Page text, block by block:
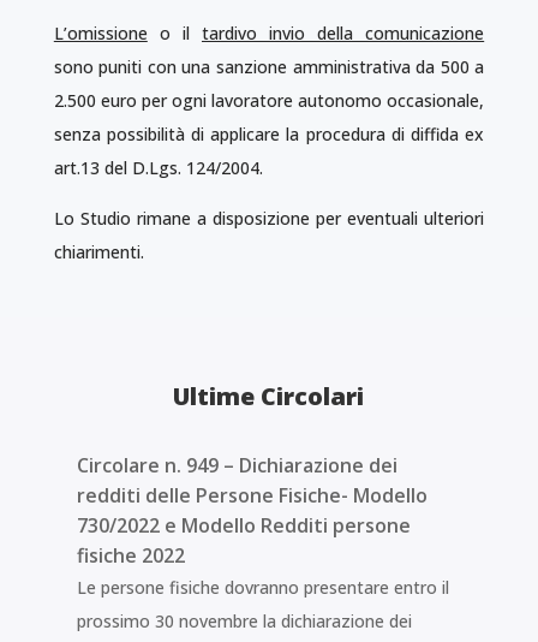
L’omissione o il tardivo invio della comunicazione
sono puniti con una sanzione amministrativa da 500 a
2.500 euro per ogni lavoratore autonomo occasionale,
senza possibilità di applicare la procedura di diffida ex
art.13 del D.Lgs. 124/2004.
Lo Studio rimane a disposizione per eventuali ulteriori
chiarimenti.
Ultime Circolari
Circolare n. 949 – Dichiarazione dei
redditi delle Persone Fisiche- Modello
730/2022 e Modello Redditi persone
fisiche 2022
Le persone fisiche dovranno presentare entro il
prossimo 30 novembre la dichiarazione dei